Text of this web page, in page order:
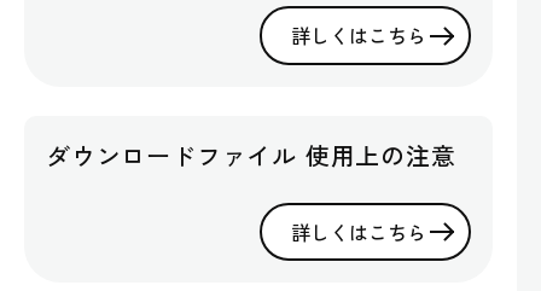
詳しくはこちら
ダウンロードファイル 使用上の注意
詳しくはこちら